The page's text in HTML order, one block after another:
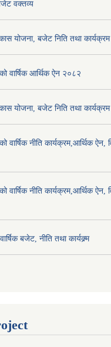
वक्तव्य
योजना, बजेट निति तथा कार्यक्रम
वार्षिक आर्थिक ऐन २०८२
योजना, बजेट निति तथा कार्यक्रम
वार्षिक नीति कार्यक्रम,आर्थिक ऐन,
वार्षिक नीति कार्यक्रम,आर्थिक ऐन,
बजेट, नीति तथा कार्यक्र्म